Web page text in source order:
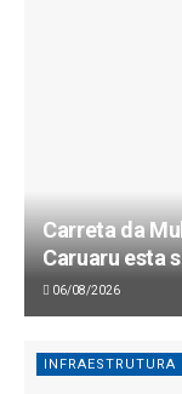
Carreta da
Caruaru esta
06/08/2026
INFRAESTRUTURA